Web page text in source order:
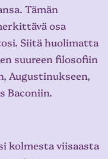
Tämän
osa
Siitä huolimatta
suureen filosofiin
Augustinukseen,
Baconiin.
kolmesta viisaasta